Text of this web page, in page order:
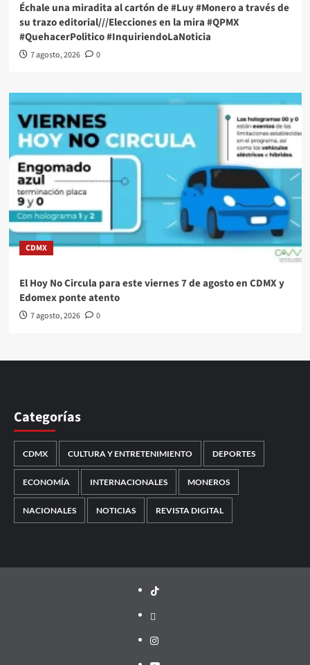
Échale una miradita al cartón de #Luy #Monero a través de
su trazo editorial///Elecciones en la mira #QPMX
#QuehacerPolitico #InquiriendoLaNoticia
7 agosto, 2026 0
CDMX
El Hoy No Circula para este viernes 7 de agosto en CDMX y
Edomex ponte atento
7 agosto, 2026 0
Categorías
CDMX CULTURA Y ENTRETENIMIENTO DEPORTES
ECONOMÍA INTERNACIONALES MONEROS
NACIONALES NOTICIAS REVISTA DIGITAL
TikTok
threads
Instagram